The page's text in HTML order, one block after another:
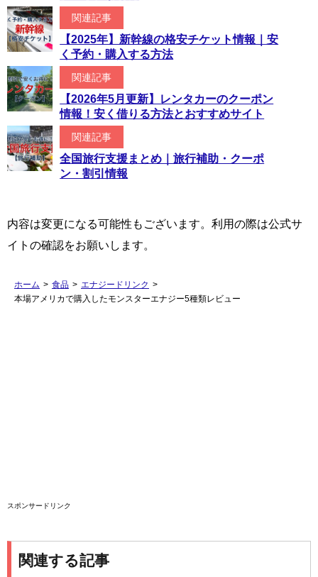
関連記事
【2025年】新幹線の格安チケット情報｜安
く予約・購入する方法
関連記事
【2026年5月更新】レンタカーのクーポン
情報！安く借りる方法とおすすめサイト
関連記事
全国旅行支援まとめ｜旅行補助・クーポ
ン・割引情報
内容は変更になる可能性もございます。利用の際は公式サ
イトの確認をお願いします。
ホーム > 食品 > エナジードリンク >
本場アメリカで購入したモンスターエナジー5種類レビュー
スポンサードリンク
関連する記事